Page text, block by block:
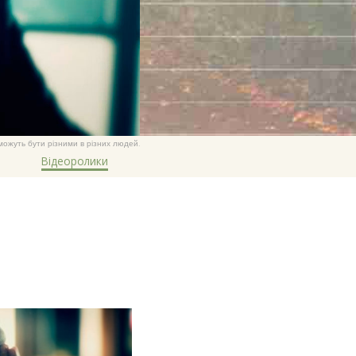
можуть бути різними в різних людей.
Відеоролики